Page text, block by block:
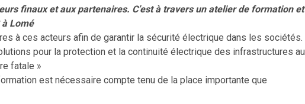
finaux et aux partenaires. C’est à travers un atelier de formation et
Lomé
à ces acteurs afin de garantir la sécurité électrique dans les sociétés.
pour la protection et la continuité électrique des infrastructures au
fatale »
est nécessaire compte tenu de la place importante que